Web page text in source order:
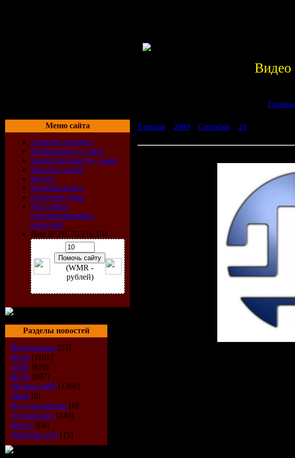
Видео
Главная
Меню сайта
Главная страница
Информация о сайте
Заработай вместе с нами
Каталог статей
Форум
Гостевая книга
Обратная связь
Топ самых
просматриваемых
новостей
Ваш IP 216.73.216.184
(WMR -
рублей)
Разделы новостей
Видеоклипы [23]
Кино [1101]
Софт [810]
Игры [687]
Музыка МР3 [1366]
Metal [0]
Всё для мобилы [8]
Аудиокниги [140]
Книги [64]
Рабочий стол [15]
Главная 2009 Сентябрь 21